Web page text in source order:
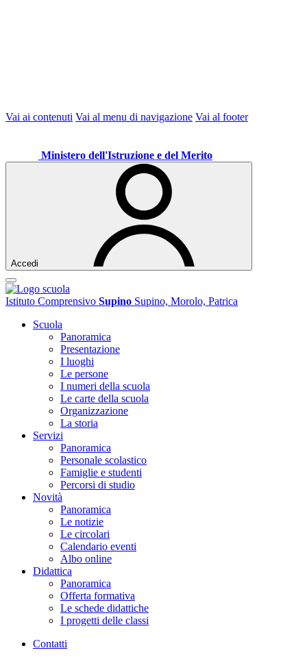
Vai ai contenuti Vai al menu di navigazione Vai al footer
Ministero dell'Istruzione e del Merito
Accedi
Istituto Comprensivo Supino Supino, Morolo, Patrica
Scuola
Panoramica
Presentazione
I luoghi
Le persone
I numeri della scuola
Le carte della scuola
Organizzazione
La storia
Servizi
Panoramica
Personale scolastico
Famiglie e studenti
Percorsi di studio
Novità
Panoramica
Le notizie
Le circolari
Calendario eventi
Albo online
Didattica
Panoramica
Offerta formativa
Le schede didattiche
I progetti delle classi
Contatti